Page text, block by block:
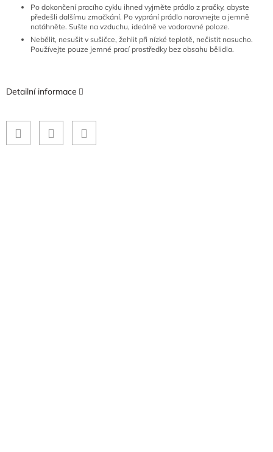
Po dokončení pracího cyklu ihned vyjměte prádlo z pračky, abyste
předešli dalšímu zmačkání. Po vyprání prádlo narovnejte a jemně
natáhněte. Sušte na vzduchu, ideálně ve vodorovné poloze.
Nebělit, nesušit v sušičce, žehlit při nízké teplotě, nečistit nasucho.
Používejte pouze jemné prací prostředky bez obsahu bělidla.
Detailní informace